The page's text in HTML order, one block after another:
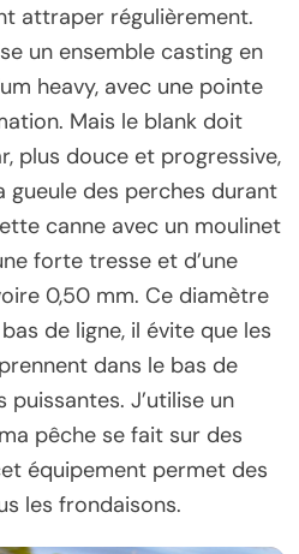
attraper régulièrement.
un ensemble casting en
heavy, avec une pointe
Mais le blank doit
plus douce et progressive,
gueule des perches durant
canne avec un moulinet
forte tresse et d’une
0,50 mm. Ce diamètre
de ligne, il évite que les
dans le bas de
J’utilise un
pêche se fait sur des
équipement permet des
les frondaisons.